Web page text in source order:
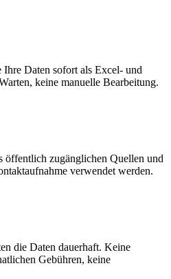
Daten sofort als Excel- und
keine manuelle Bearbeitung.
öffentlich zugänglichen Quellen und
verwendet werden.
die Daten dauerhaft. Keine
Gebühren, keine